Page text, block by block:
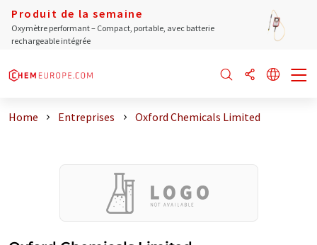
Produit de la semaine
Oxymètre performant – Compact, portable, avec batterie
rechargeable intégrée
Home Entreprises Oxford Chemicals Limited